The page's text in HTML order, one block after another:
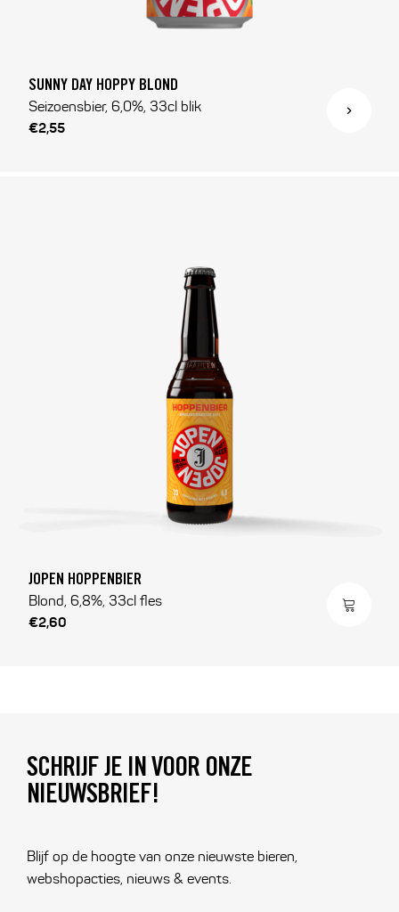
SUNNY DAY HOPPY BLOND
Seizoensbier, 6,0%, 33cl blik
€2,55
JOPEN HOPPENBIER
Blond, 6,8%, 33cl fles
€2,60
SCHRIJF JE IN VOOR ONZE
NIEUWSBRIEF!
Blijf op de hoogte van onze nieuwste bieren,
webshopacties, nieuws & events.